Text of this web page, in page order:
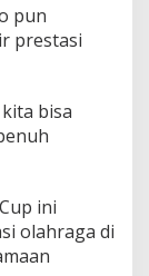
pun
prestasi
bisa
ini
olahraga di